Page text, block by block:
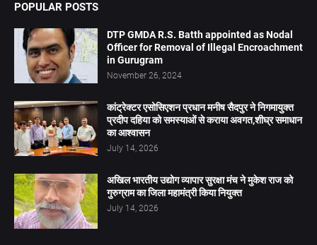
POPULAR POSTS
DTP GMDA R.S. Batth appointed as Nodal
Officer for Removal of Illegal Encroachment
in Gurugram
November 26, 2024
कांट्रेक्टर एसोसिएशन प्रधान मनीष सैदपुर ने निगमायुक्त
प्रदीप दहिया को समस्याओं से कराया अवगत,शीघ्र समाधान
का आश्वासन
July 14, 2026
अखिल भारतीय उद्योग व्यापार सुरक्षा मंच ने मुकेश राज को
गुरुग्राम का जिला महामंत्री किया नियुक्त
July 14, 2026